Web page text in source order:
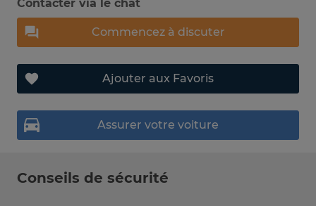
Contacter via le chat
Commencez à discuter
Ajouter aux Favoris
Assurer votre voiture
Conseils de sécurité